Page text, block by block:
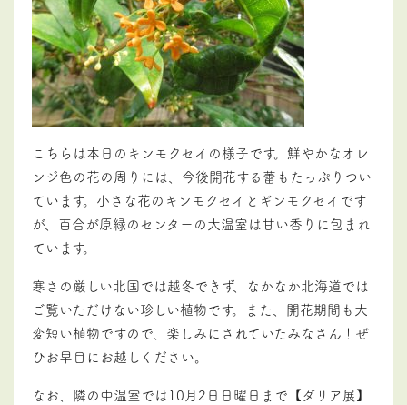
こちらは本日のキンモクセイの様子です。鮮やかなオレ
ンジ色の花の周りには、今後開花する蕾もたっぷりつい
ています。小さな花のキンモクセイとギンモクセイです
が、百合が原緑のセンターの大温室は甘い香りに包まれ
ています。
寒さの厳しい北国では越冬できず、なかなか北海道では
ご覧いただけない珍しい植物です。また、開花期間も大
変短い植物ですので、楽しみにされていたみなさん！ぜ
ひお早目にお越しください。
なお、隣の中温室では10月2日日曜日まで【ダリア展】